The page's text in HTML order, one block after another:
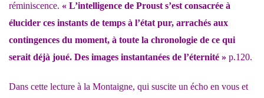
réminiscence. « L’intelligence de Proust s’est consacrée à
élucider ces instants de temps à l’état pur, arrachés aux
contingences du moment, à toute la chronologie de ce qui
serait déjà joué. Des images instantanées de l’éternité » p.120.
Dans cette lecture à la Montaigne, qui suscite un écho en vous et